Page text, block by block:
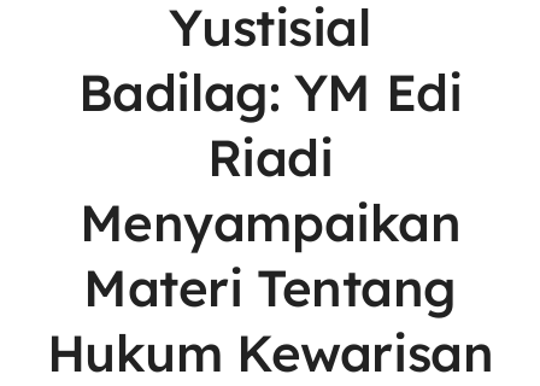
Yustisial
Badilag: YM Edi
Riadi
Menyampaikan
Materi Tentang
Hukum Kewarisan